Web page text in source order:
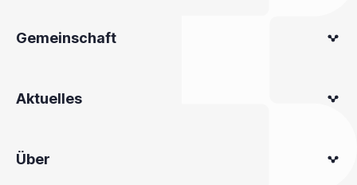
Gemeinschaft
Aktuelles
Über